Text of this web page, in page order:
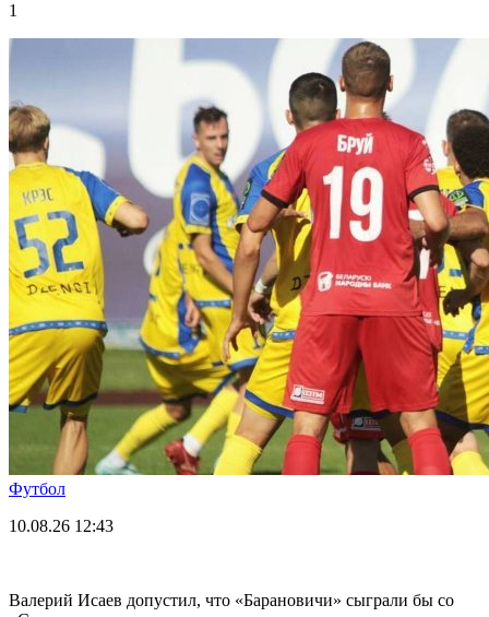
1
Футбол
10.08.26 12:43
Валерий Исаев допустил, что «Барановичи» сыграли бы со